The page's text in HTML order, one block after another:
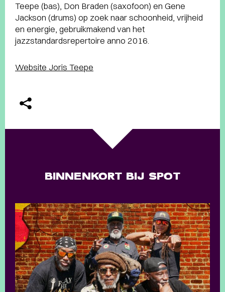
Teepe (bas), Don Braden (saxofoon) en Gene
Jackson (drums) op zoek naar schoonheid, vrijheid
en energie, gebruikmakend van het
jazzstandardsrepertoire anno 2016.
Website Joris Teepe
BINNENKORT BIJ SPOT